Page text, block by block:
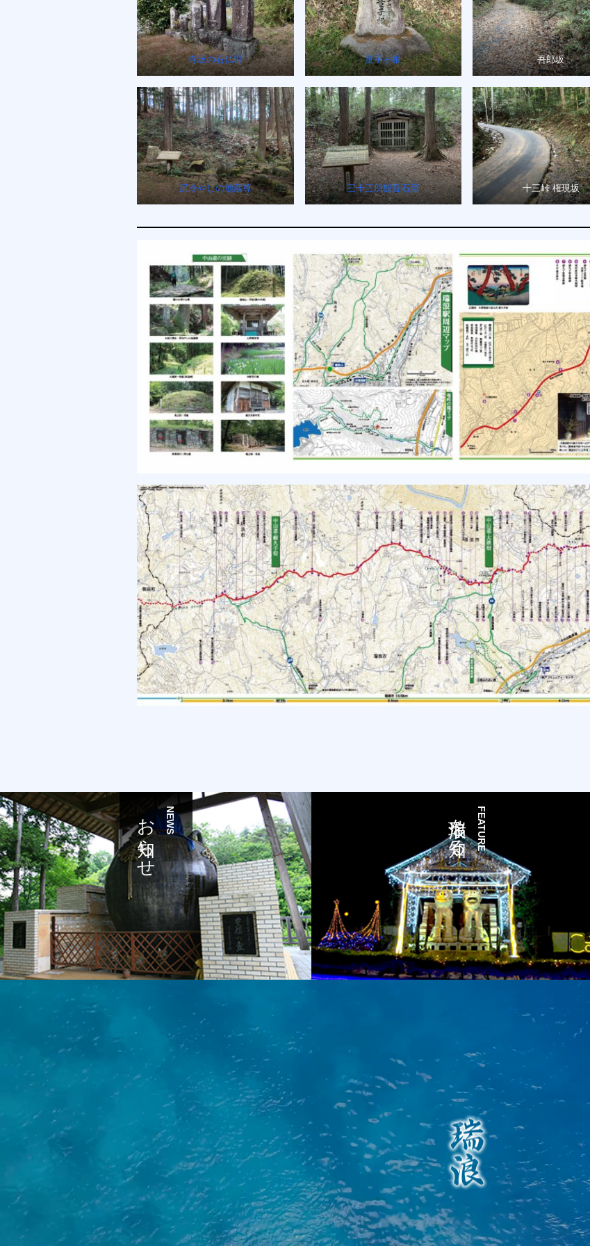
寺坂の石仏群 童子ヶ根 吾郎坂
尻冷やしの地蔵尊 三十三所観音石窟 十三峠 権現坂
NEWS
お知らせ FEATURE
瑞浪を知る